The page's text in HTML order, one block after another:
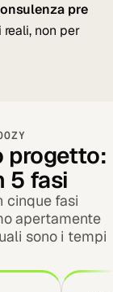
pre
non per
progetto:
5 fasi
cinque fasi
apertamente
sono i tempi